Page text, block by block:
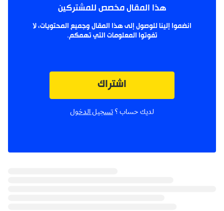
هذا المقال مخصص للمشتركين
انضموا إلينا للوصول إلى هذا المقال وجميع المحتويات، لا
تفوتوا المعلومات التي تهمكم.
اشتراك
لديك حساب ؟ تسجيل الدخول